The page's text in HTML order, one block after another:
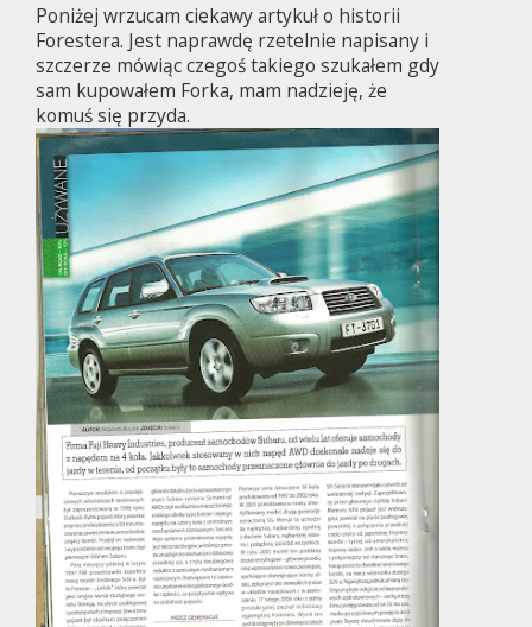
t
Poniżej wrzucam ciekawy artykuł o historii
Forestera. Jest naprawdę rzetelnie napisany i
szczerze mówiąc czegoś takiego szukałem gdy
sam kupowałem Forka, mam nadzieję, że
komuś się przyda.